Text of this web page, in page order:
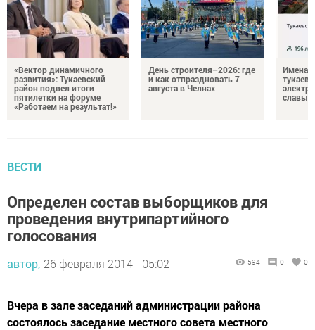
«Вектор динамичного
развития»: Тукаевский
район подвел итоги
пятилетки на форуме
«Работаем на результат!»
День строителя–2026: где
и как отпраздновать 7
августа в Челнах
Имена
славы
ВЕСТИ
Определен состав выборщиков для
проведения внутрипартийного
голосования
автор, 26 февраля 2014 - 05:02 594 0 0
Вчера в зале заседаний администрации района
состоялось заседание местного совета местного